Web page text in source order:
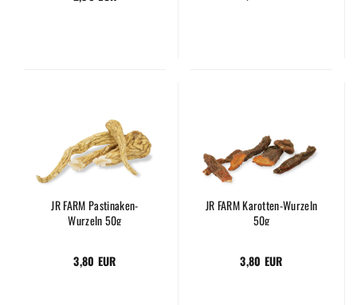
JR FARM Pastinaken-
Wurzeln 50g
3,80 EUR
JR FARM Karotten-Wurzeln
50g
3,80 EUR